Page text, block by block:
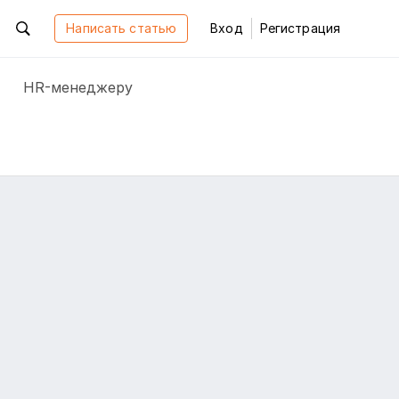
Написать статью Вход Регистрация
HR-менеджеру